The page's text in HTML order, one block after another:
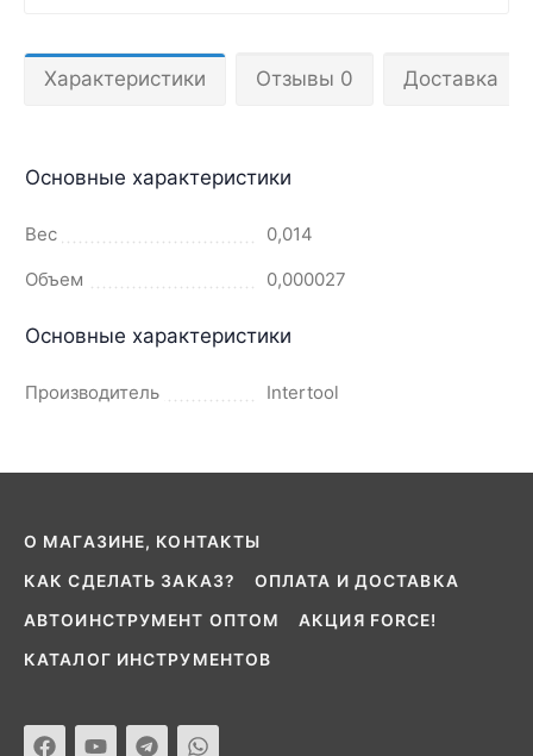
Характеристики Отзывы 0 Доставка
Основные характеристики
Вес
0,014
Объем
0,000027
Основные характеристики
Производитель Intertool
О МАГАЗИНЕ, КОНТАКТЫ
КАК СДЕЛАТЬ ЗАКАЗ? ОПЛАТА И ДОСТАВКА
АВТОИНСТРУМЕНТ ОПТОМ АКЦИЯ FORCE!
КАТАЛОГ ИНСТРУМЕНТОВ